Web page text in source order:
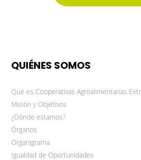
QUIÉNES SOMOS
Qué es Cooperativas Agroalimentarias
Misión y Objetivos
¿Dónde estamos?
Órganos
Organigrama
Igualdad de Oportunidades